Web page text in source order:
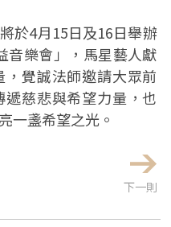
於4月15日及16日舉辦
音樂會」，馬星藝人獻
覺誠法師邀請大眾前
慈悲與希望力量，也
一盞希望之光。
下一則